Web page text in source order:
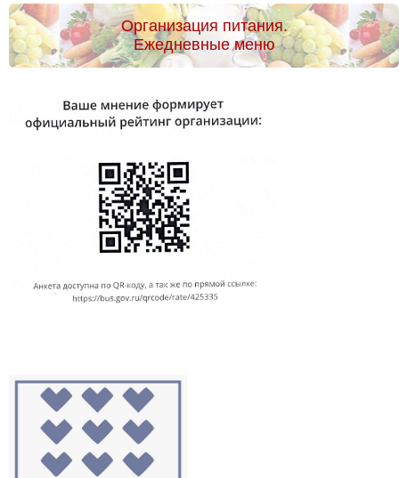
Организация питания.
Ежедневные меню